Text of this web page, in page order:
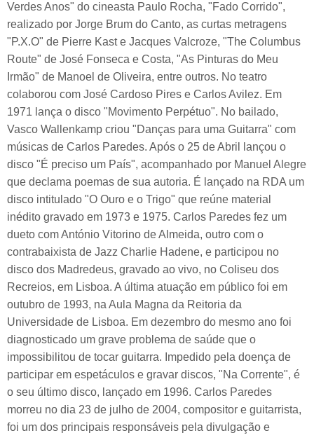
Verdes Anos" do cineasta Paulo Rocha, "Fado Corrido",
realizado por Jorge Brum do Canto, as curtas metragens
"P.X.O" de Pierre Kast e Jacques Valcroze, "The Columbus
Route" de José Fonseca e Costa, "As Pinturas do Meu
Irmão" de Manoel de Oliveira, entre outros. No teatro
colaborou com José Cardoso Pires e Carlos Avilez. Em
1971 lança o disco "Movimento Perpétuo". No bailado,
Vasco Wallenkamp criou "Danças para uma Guitarra" com
músicas de Carlos Paredes. Após o 25 de Abril lançou o
disco "É preciso um País", acompanhado por Manuel Alegre
que declama poemas de sua autoria. É lançado na RDA um
disco intitulado "O Ouro e o Trigo" que reúne material
inédito gravado em 1973 e 1975. Carlos Paredes fez um
dueto com António Vitorino de Almeida, outro com o
contrabaixista de Jazz Charlie Hadene, e participou no
disco dos Madredeus, gravado ao vivo, no Coliseu dos
Recreios, em Lisboa. A última atuação em público foi em
outubro de 1993, na Aula Magna da Reitoria da
Universidade de Lisboa. Em dezembro do mesmo ano foi
diagnosticado um grave problema de saúde que o
impossibilitou de tocar guitarra. Impedido pela doença de
participar em espetáculos e gravar discos, "Na Corrente", é
o seu último disco, lançado em 1996. Carlos Paredes
morreu no dia 23 de julho de 2004, compositor e guitarrista,
foi um dos principais responsáveis pela divulgação e